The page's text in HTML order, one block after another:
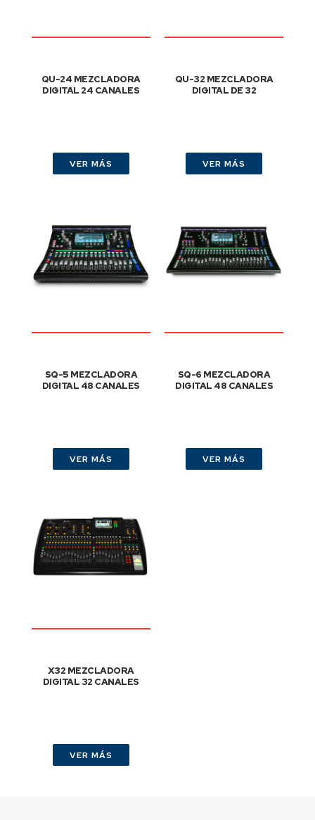
QU-24 MEZCLADORA
DIGITAL 24 CANALES
VER MÁS
QU-32 MEZCLADORA
DIGITAL DE 32
VER MÁS
SQ-5 MEZCLADORA
DIGITAL 48 CANALES
VER MÁS
SQ-6 MEZCLADORA
DIGITAL 48 CANALES
VER MÁS
X32 MEZCLADORA
DIGITAL 32 CANALES
VER MÁS